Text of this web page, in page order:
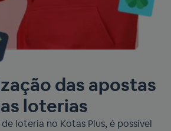
das apostas
loterias
loteria no Kotas Plus, é possível